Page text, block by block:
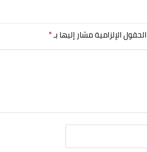
الحقول الإلزامية مشار إليها بـ*